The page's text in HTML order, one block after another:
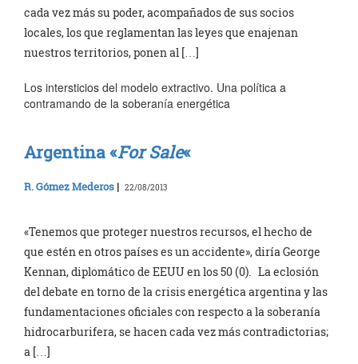
cada vez más su poder, acompañados de sus socios
locales, los que reglamentan las leyes que enajenan
nuestros territorios, ponen al […]
Los intersticios del modelo extractivo. Una política a
contramando de la soberanía energética
Argentina «For Sale«
R. Gómez Mederos | 22/08/2013
«Tenemos que proteger nuestros recursos, el hecho de
que estén en otros países es un accidente», diría George
Kennan, diplomático de EEUU en los 50 (0). La eclosión
del debate en torno de la crisis energética argentina y las
fundamentaciones oficiales con respecto a la soberanía
hidrocarburifera, se hacen cada vez más contradictorias;
a […]